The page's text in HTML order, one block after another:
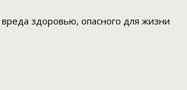
здоровью, опасного для жизни